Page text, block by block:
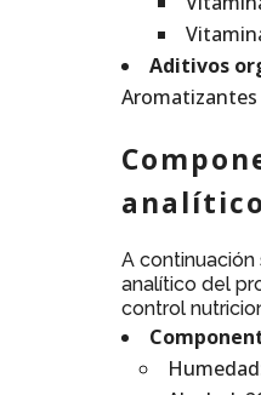
Aditivos
Aromatizantes
A
analítico del
control